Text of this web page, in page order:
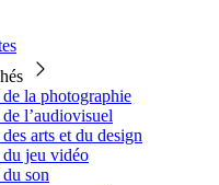
la photographie
l’audiovisuel
arts et du design
du jeu vidéo
son